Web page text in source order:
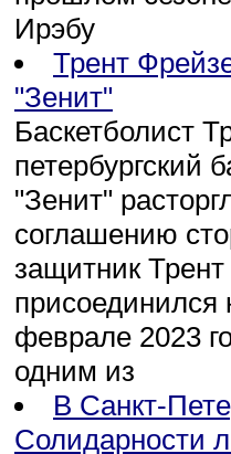
Ирэбу
Трент
"Зенит"
Баскетболист
петербургский
"Зенит"
соглашению
защитник
присоединился
феврале 2023
одним из
В Санкт-
Солидарности